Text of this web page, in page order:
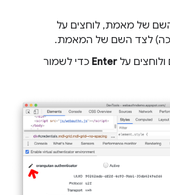
של מאמת, לוחצים על
לצד השם של המאמת.
על Enter כדי לשמור